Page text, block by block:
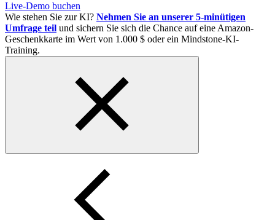
Live-Demo buchen
Wie stehen Sie zur KI? Nehmen Sie an unserer 5-minütigen
Umfrage teil und sichern Sie sich die Chance auf eine Amazon-
Geschenkkarte im Wert von 1.000 $ oder ein Mindstone-KI-
Training.